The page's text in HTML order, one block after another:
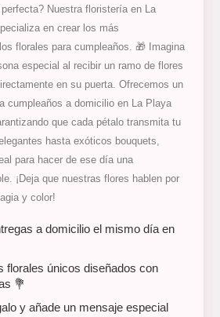
Nuestra floristería en La
en crear los más
florales para cumpleaños. 🎁 Imagina
especial al recibir un ramo de flores
en su puerta. Ofrecemos un
cumpleaños a domicilio en La Playa
que cada pétalo transmita tu
hasta exóticos bouquets,
para hacer de ese día una
¡Deja que nuestras flores hablen por
y color!
a domicilio el mismo día en
florales únicos diseñados con
💐
y añade un mensaje especial